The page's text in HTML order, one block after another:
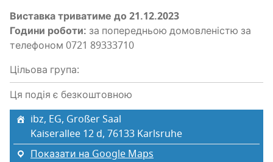
Вистав­ка три­ва­ти­ме до 21.12.2023
Годи­ни робо­ти: за попе­ре­дньою домов­ле­ні­стю за
теле­фо­ном 0721 89333710
Цільова група:
Ця подія є безкоштовною
ibz, EG, Großer Saal
Kaiserallee 12 d, 76133 Karlsruhe
Показати на Google Maps